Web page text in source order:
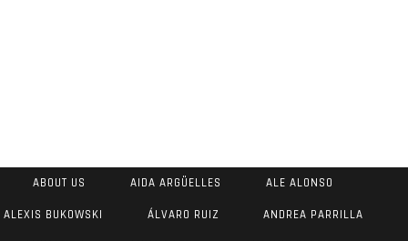
ABOUT US AIDA ARGÜELLES ALE ALONSO
ALEXIS BUKOWSKI ÁLVARO RUIZ ANDREA PARRILLA